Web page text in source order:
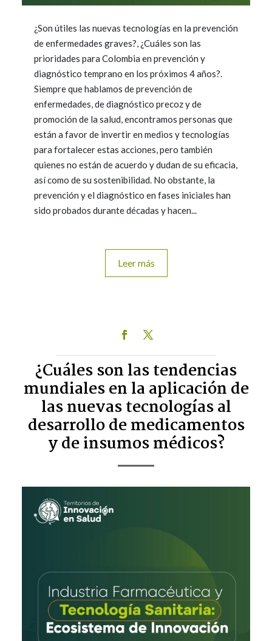
¿Son útiles las nuevas tecnologías en la prevención
de enfermedades graves?, ¿Cuáles son las
prioridades para Colombia en prevención y
diagnóstico temprano en los próximos 4 años?.
Siempre que hablamos de prevención de
enfermedades, de diagnóstico precoz y de
promoción de la salud, encontramos personas que
están a favor de invertir en medios y tecnologías
para fortalecer estas acciones, pero también
quienes no están de acuerdo y dudan de su eficacia,
así como de su sostenibilidad. No obstante, la
prevención y el diagnóstico en fases iniciales han
sido probados durante décadas y hacen...
Leer más
¿Cuáles son las tendencias
mundiales en la aplicación de
las nuevas tecnologías al
desarrollo de medicamentos
y de insumos médicos?